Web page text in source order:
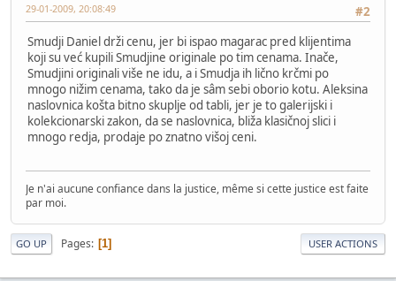
#2
29-01-2009, 20:08:49
Smudji Daniel drži cenu, jer bi ispao magarac pred klijentima
koji su već kupili Smudjine originale po tim cenama. Inače,
Smudjini originali više ne idu, a i Smudja ih lično krčmi po
mnogo nižim cenama, tako da je sâm sebi oborio kotu. Aleksina
naslovnica košta bitno skuplje od tabli, jer je to galerijski i
kolekcionarski zakon, da se naslovnica, bliža klasičnoj slici i
mnogo redja, prodaje po znatno višoj ceni.
Je n'ai aucune confiance dans la justice, même si cette justice est faite
par moi.
GO UP Pages 1 USER ACTIONS